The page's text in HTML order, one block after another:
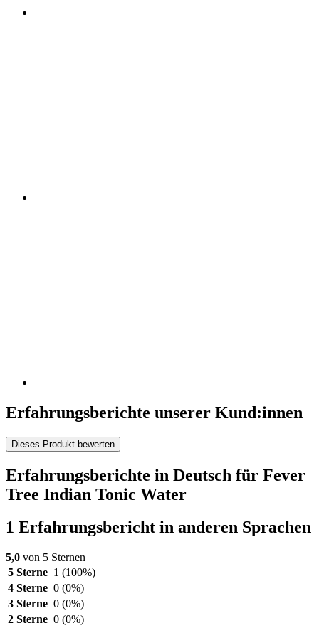
Erfahrungsberichte unserer Kund:innen
Dieses Produkt bewerten
Erfahrungsberichte in Deutsch für Fever
Tree Indian Tonic Water
1 Erfahrungsbericht in anderen Sprachen
5,0 von 5 Sternen
5 Sterne 1 (100%)
4 Sterne 0 (0%)
3 Sterne 0 (0%)
2 Sterne 0 (0%)